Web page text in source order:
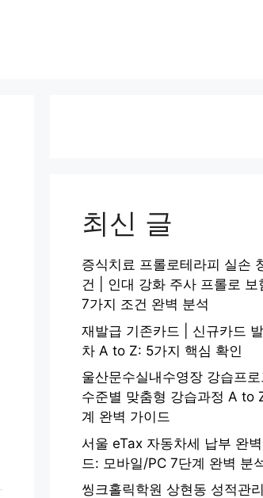
최신 글
증식치료 프롤로테라피 실손
건 | 인대 강화 주사 프롤로 보
7가지 조건 완벽 분석
재발급 기존카드 | 신규카드
차 A to Z: 5가지 핵심 확인
울산문수실내수영장 강습프로
수준별 맞춤형 강습과정 A to
계 완벽 가이드
서울 eTax 자동차세 납부 완
드: 모바일/PC 7단계 완벽 분
씽크홀릭학원 상현동 성적관